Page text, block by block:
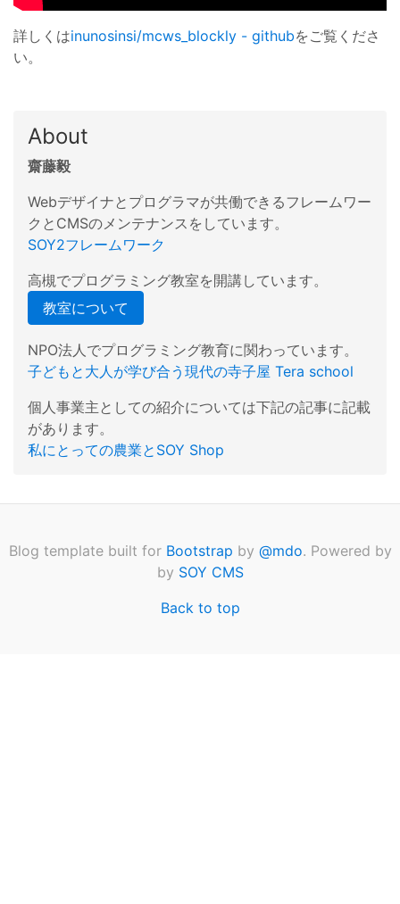
詳しくはinunosinsi/mcws_blockly - githubをご覧くださ
い。
About
齋藤毅
Webデザイナとプログラマが共働できるフレームワー
クとCMSのメンテナンスをしています。
SOY2フレームワーク
高槻でプログラミング教室を開講しています。
教室について
NPO法人でプログラミング教育に関わっています。
子どもと大人が学び合う現代の寺子屋 Tera school
個人事業主としての紹介については下記の記事に記載
があります。
私にとっての農業とSOY Shop
Blog template built for Bootstrap by @mdo. Powered by
by SOY CMS
Back to top